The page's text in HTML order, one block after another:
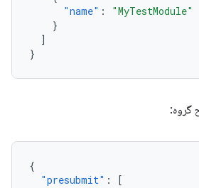
"name" :
"MyTestModule"
}
]
}
گروه:
{
"presubmit" :
[